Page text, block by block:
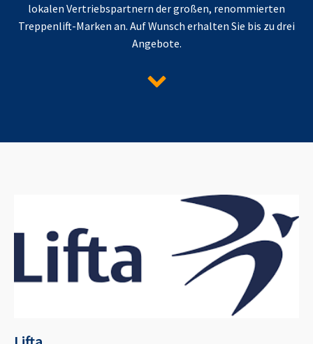
lokalen Vertriebspartnern der großen, renommierten
Treppenlift-Marken an. Auf Wunsch erhalten Sie bis zu drei
Angebote.